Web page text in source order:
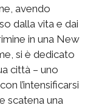
avendo
dalla vita e dai
in una New
si è dedicato
città – uno
l’intensificarsi
scatena una